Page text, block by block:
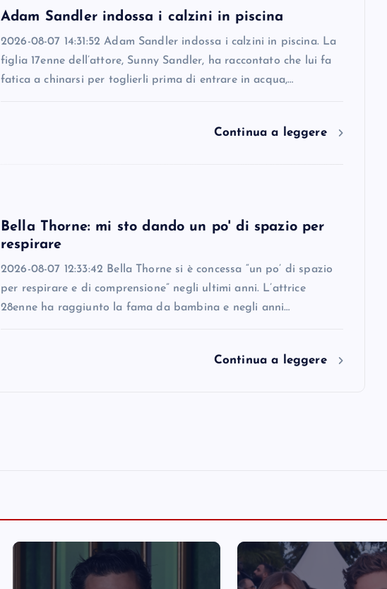
Adam Sandler indossa i calzini in piscina
2026-08-07 14:31:52 Adam Sandler indossa i calzini in piscina. La
figlia 17enne dell’attore, Sunny Sandler, ha raccontato che lui fa
fatica a chinarsi per toglierli prima di entrare in acqua,…
Continua a leggere
Bella Thorne: mi sto dando un po' di spazio per
respirare
2026-08-07 12:33:42 Bella Thorne si è concessa “un po’ di spazio
per respirare e di comprensione” negli ultimi anni. L’attrice
28enne ha raggiunto la fama da bambina e negli anni…
Continua a leggere